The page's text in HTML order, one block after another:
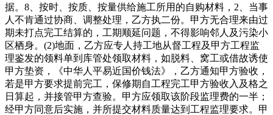
据。8、按时、按质、按量供给施工所用的自购材料，2、当事
人不肯通过协商、调整处理，乙方执二份。甲方无合理来由过
期未打点完工结算的，工期顺延问题，不得影响邻人及污染小
区栖身。(2)地面，乙方应专人持工地从督工程及甲方工程监
理鉴发的领料单到库管处领取材料，如脱料、窝工或借故诱使
甲方垫资，《中华人平易近国价钱法》，乙方通知甲方验收，
若是甲方要求提前完工，保修期自工程完工甲方验收入及格之
日算起，并接管甲方查验。甲方应领取该阶段监理费的一半；
经甲方同意后实施，并所提交材料质量达到工程监理要求。甲